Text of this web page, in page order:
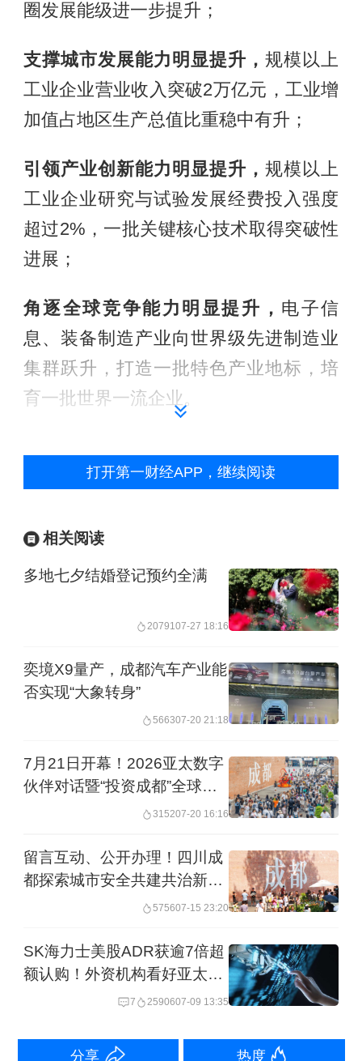
圈发展能级进一步提升；
支撑城市发展能力明显提升，规模以上
工业企业营业收入突破2万亿元，工业增
加值占地区生产总值比重稳中有升；
引领产业创新能力明显提升，规模以上
工业企业研究与试验发展经费投入强度
超过2%，一批关键核心技术取得突破性
进展；
角逐全球竞争能力明显提升， 电子信
息、装备制造产业向世界级先进制造业
集群跃升，打造一批特色产业地标，培
育一批世界一流企业。
以先进制造业为骨干的现代化产业
业基地，努力建设世界一流先进制造业
城市。
在主要任务方面，《意见》提出构建8大
一是构建现代化产业体系，着力巩固提
升6大特色优势产业、培育壮大9大战略
性新兴产业、前瞻布局10大未来产业、
融合发展生产性服务业，不断增强先进
制造业的骨干支撑作用。
二是构建立园满园承载体系，着力深入
推进特色立园、企业满园，提升园区专
特色园区品牌，积极引育重大项目，扩
大有效投资，打造一批镇园之宝、明日
打开第一财经APP，继续阅读
相关阅读
多地七夕结婚登记预约全满
2079107-27 18:16
奕境X9量产，成都汽车产业能
否实现“大象转身”
566307-20 21:18
7月21日开幕！2026亚太数字
伙伴对话暨“投资成都”全球招
315207-20 16:16
留言互动、公开办理！四川成
都探索城市安全共建共治新路
575607-15 23:20
SK海力士美股ADR获逾7倍超
额认购！外资机构看好亚太、
7 2590607-09 13:35
分享 热度